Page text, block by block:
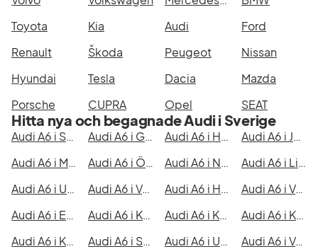
Toyota
Kia Audi
Ford
Renault
Škoda Peugeot
Nissan
Hyundai
Tesla Dacia
Mazda
Porsche
CUPRA Opel SEAT
Hitta nya och begagnade Audi i Sverige
Audi A6 i Stockholm Audi A6 i Göteborg Audi A6 i Helsingborg
Audi A6 i Jönköping
Audi A6 i Malmö
Audi A6 i Örebro Audi A6 i Norrköping
Audi A6 i Linköping
Audi A6 i Uppsala
Audi A6 i Västerås Audi A6 i Halmstad
Audi A6 i Växjö
Audi A6 i Eskilstuna
Audi A6 i Kalmar Audi A6 i Karlskrona
Audi A6 i Karlstad
Audi A6 i Kristianstad
Audi A6 i Sundsvall Audi A6 i Umeå
Audi A6 i Varberg